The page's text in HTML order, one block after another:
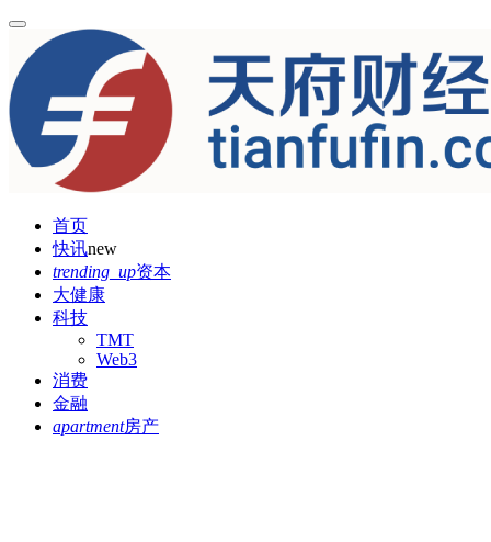
首页
快讯new
trending_up资本
大健康
科技
TMT
Web3
消费
金融
apartment房产